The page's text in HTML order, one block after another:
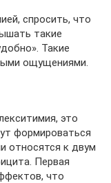
спросить, что
такие
Такие
ощущениями.
это
формироваться
относятся к двум
Первая
что